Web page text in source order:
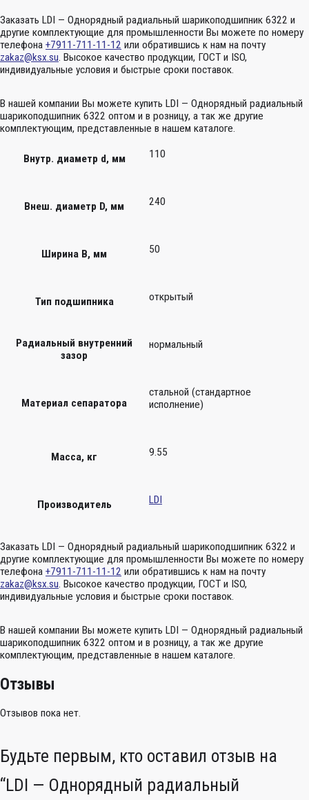
Заказать LDI — Однорядный радиальный шарикоподшипник 6322 и
другие комплектующие для промышленности Вы можете по номеру
телефона +7911-711-11-12 или обратившись к нам на почту
zakaz@ksx.su. Высокое качество продукции, ГОСТ и ISO,
индивидуальные условия и быстрые сроки поставок.
В нашей компании Вы можете купить LDI — Однорядный радиальный
шарикоподшипник 6322 оптом и в розницу, а так же другие
комплектующим, представленные в нашем каталоге.
Внутр. диаметр d, мм 110
Внеш. диаметр D, мм 240
Ширина B, мм 50
Тип подшипника открытый
Радиальный внутренний
зазор
нормальный
Материал сепаратора
стальной (стандартное
исполнение)
Масса, кг 9.55
Производитель LDI
Заказать LDI — Однорядный радиальный шарикоподшипник 6322 и
другие комплектующие для промышленности Вы можете по номеру
телефона +7911-711-11-12 или обратившись к нам на почту
zakaz@ksx.su. Высокое качество продукции, ГОСТ и ISO,
индивидуальные условия и быстрые сроки поставок.
В нашей компании Вы можете купить LDI — Однорядный радиальный
шарикоподшипник 6322 оптом и в розницу, а так же другие
комплектующим, представленные в нашем каталоге.
Отзывы
Отзывов пока нет.
Будьте первым, кто оставил отзыв на
“LDI — Однорядный радиальный